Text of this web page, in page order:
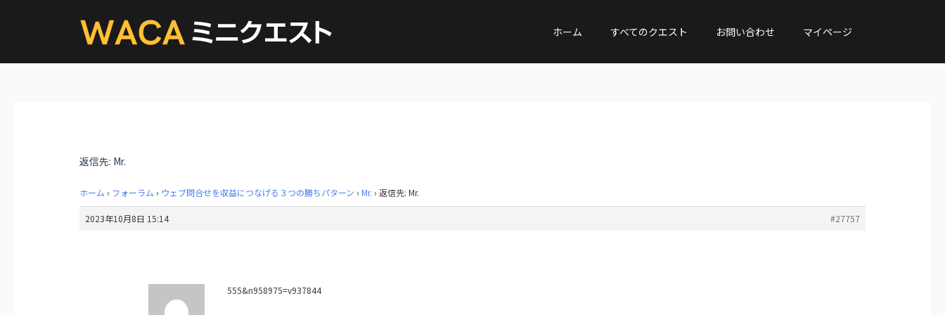
ホーム すべてのクエスト お問い合わせ マイページ
返信先: Mr.
ホーム › フォーラム › ウェブ問合せを収益につなげる３つの勝ちパターン › Mr. › 返信先: Mr.
2023年10月8日 15:14 #27757
555&n958975=v937844